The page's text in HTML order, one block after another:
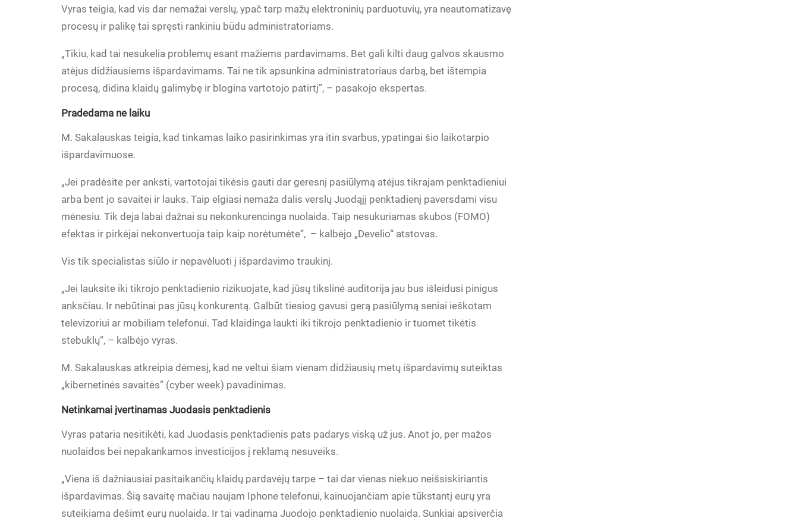
Vyras teigia, kad vis dar nemažai verslų, ypač tarp mažų elektroninių parduotuvių, yra neautomatizavę
procesų ir palikę tai spręsti rankiniu būdu administratoriams.
„Tikiu, kad tai nesukelia problemų esant mažiems pardavimams. Bet gali kilti daug galvos skausmo
atėjus didžiausiems išpardavimams. Tai ne tik apsunkina administratoriaus darbą, bet ištempia
procesą, didina klaidų galimybę ir blogina vartotojo patirtį”, – pasakojo ekspertas.
Pradedama ne laiku
M. Sakalauskas teigia, kad tinkamas laiko pasirinkimas yra itin svarbus, ypatingai šio laikotarpio
išpardavimuose.
„Jei pradėsite per anksti, vartotojai tikėsis gauti dar geresnį pasiūlymą atėjus tikrajam penktadieniui
arba bent jo savaitei ir lauks. Taip elgiasi nemaža dalis verslų Juodąjį penktadienį paversdami visu
mėnesiu. Tik deja labai dažnai su nekonkurencinga nuolaida. Taip nesukuriamas skubos (FOMO)
efektas ir pirkėjai nekonvertuoja taip kaip norėtumėte“, – kalbėjo „Develio“ atstovas.
Vis tik specialistas siūlo ir nepavėluoti į išpardavimo traukinį.
„Jei lauksite iki tikrojo penktadienio rizikuojate, kad jūsų tikslinė auditorija jau bus išleidusi pinigus
anksčiau. Ir nebūtinai pas jūsų konkurentą. Galbūt tiesiog gavusi gerą pasiūlymą seniai ieškotam
televizoriui ar mobiliam telefonui. Tad klaidinga laukti iki tikrojo penktadienio ir tuomet tikėtis
stebuklų“, – kalbėjo vyras.
M. Sakalauskas atkreipia dėmesį, kad ne veltui šiam vienam didžiausių metų išpardavimų suteiktas
„kibernetinės savaitės” (cyber week) pavadinimas.
Netinkamai įvertinamas Juodasis penktadienis
Vyras pataria nesitikėti, kad Juodasis penktadienis pats padarys viską už jus. Anot jo, per mažos
nuolaidos bei nepakankamos investicijos į reklamą nesuveiks.
„Viena iš dažniausiai pasitaikančių klaidų pardavėjų tarpe – tai dar vienas niekuo neišsiskiriantis
išpardavimas. Šią savaitę mačiau naujam Iphone telefonui, kainuojančiam apie tūkstantį eurų yra
suteikiama dešimt eurų nuolaida. Ir tai vadinama Juodojo penktadienio nuolaida. Sunkiai apsiverčia